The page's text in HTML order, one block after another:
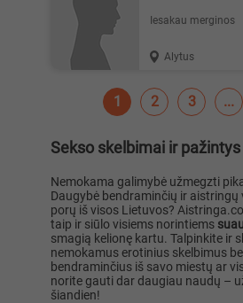
Iesakau merginos
Alytus
1 2 3
Sekso skelbimai ir pažintys
Nemokama galimybė užmegzti
Daugybė bendraminčių ir aistringų
porų iš visos Lietuvos?
taip ir siūlo visiems norintiems
smagią kelionę kartu. Talpinkite ir
nemokamus erotinius skelbimus
bendraminčius iš savo miestų ar
norite gauti dar daugiau naudų –
šiandien!